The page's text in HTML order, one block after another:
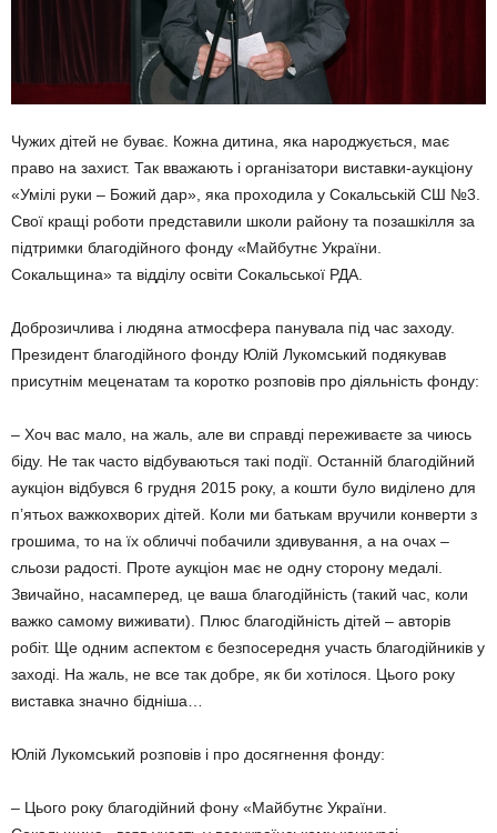
Чужих дітей не буває. Кожна дитина, яка народжується, має
право на захист. Так вважають і організатори виставки-аукціону
«Умілі руки – Божий дар», яка проходила у Сокальській СШ №3.
Свої кращі роботи представили школи району та позашкілля за
підтримки благодійного фонду «Майбутнє України.
Сокальщина» та відділу освіти Сокальської РДА.
Доброзичлива і людяна атмосфера панувала під час заходу.
Президент благодійного фонду Юлій Лукомський подякував
присутнім меценатам та коротко розповів про діяльність фонду:
– Хоч вас мало, на жаль, але ви справді переживаєте за чиюсь
біду. Не так часто відбуваються такі події. Останній благодійний
аукціон відбувся 6 грудня 2015 року, а кошти було виділено для
п’ятьох важкохворих дітей. Коли ми батькам вручили конверти з
грошима, то на їх обличчі побачили здивування, а на очах –
сльози радості. Проте аукціон має не одну сторону медалі.
Звичайно, насамперед, це ваша благодійність (такий час, коли
важко самому виживати). Плюс благодійність дітей – авторів
робіт. Ще одним аспектом є безпосередня участь благодійників у
заході. На жаль, не все так добре, як би хотілося. Цього року
виставка значно бідніша…
Юлій Лукомський розповів і про досягнення фонду:
– Цього року благодійний фону «Майбутнє України.